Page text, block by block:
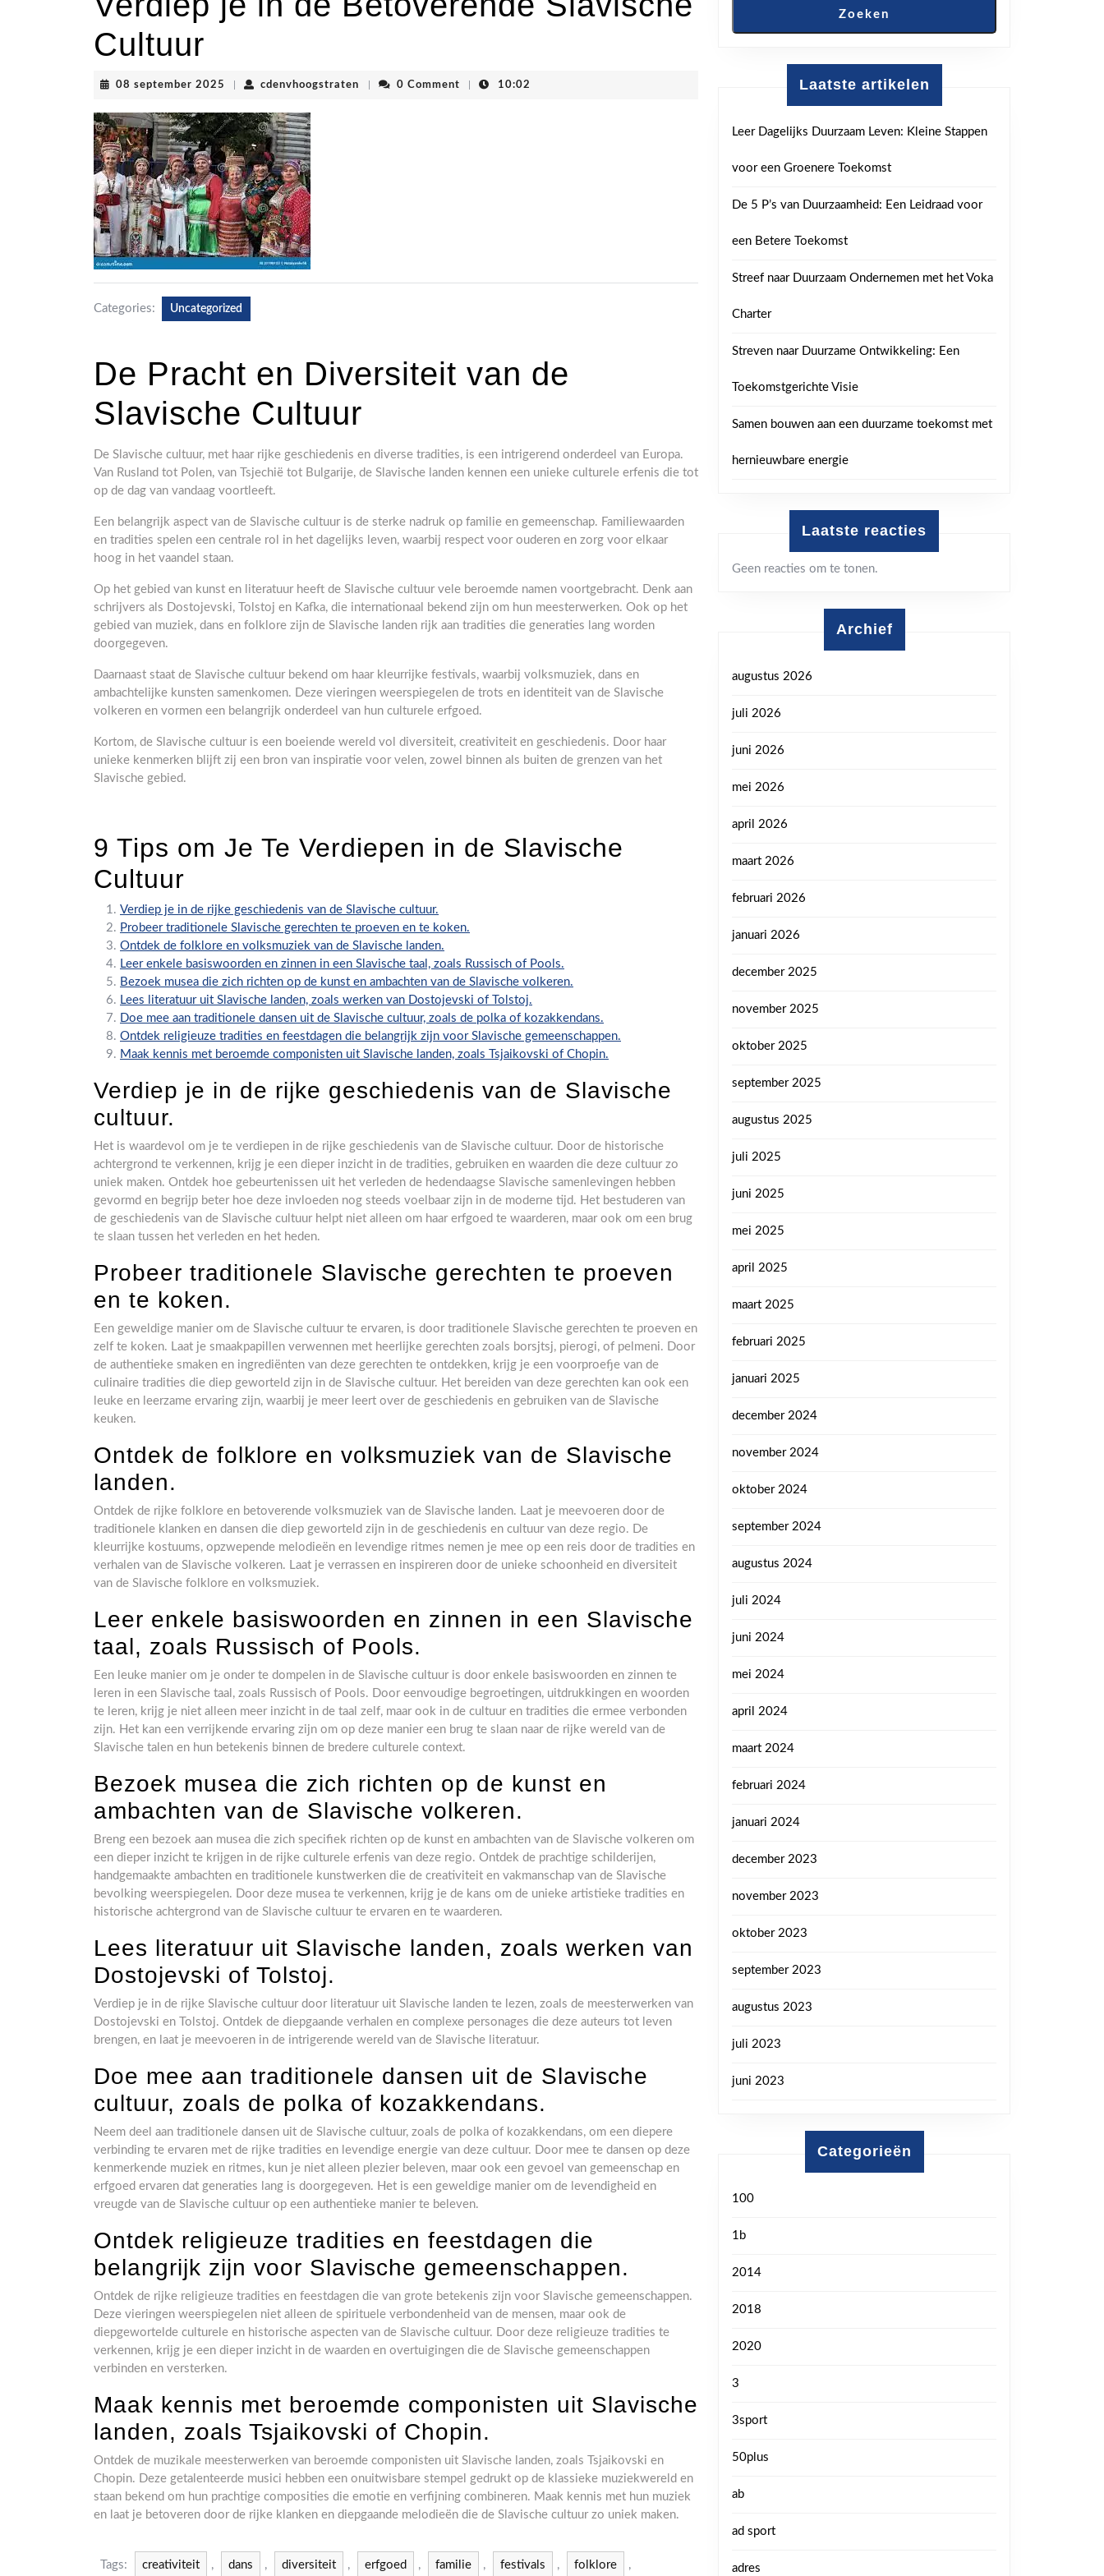
Cultuur
08 september 2025 08
2025
cdenvhoogstraten cdenvhoogstraten
0 Comment 10:02
Categories: Uncategorized
De Pracht en Diversiteit van de
Slavische Cultuur
De Slavische cultuur, met haar rijke geschiedenis en diverse tradities, is een intrigerend onderdeel van Europa.
Van Rusland tot Polen, van Tsjechië tot Bulgarije, de Slavische landen kennen een unieke culturele erfenis die tot
op de dag van vandaag voortleeft.
Een belangrijk aspect van de Slavische cultuur is de sterke nadruk op familie en gemeenschap. Familiewaarden
en tradities spelen een centrale rol in het dagelijks leven, waarbij respect voor ouderen en zorg voor elkaar
hoog in het vaandel staan.
Op het gebied van kunst en literatuur heeft de Slavische cultuur vele beroemde namen voortgebracht. Denk aan
schrijvers als Dostojevski, Tolstoj en Kafka, die internationaal bekend zijn om hun meesterwerken. Ook op het
gebied van muziek, dans en folklore zijn de Slavische landen rijk aan tradities die generaties lang worden
doorgegeven.
Daarnaast staat de Slavische cultuur bekend om haar kleurrijke festivals, waarbij volksmuziek, dans en
ambachtelijke kunsten samenkomen. Deze vieringen weerspiegelen de trots en identiteit van de Slavische
volkeren en vormen een belangrijk onderdeel van hun culturele erfgoed.
Kortom, de Slavische cultuur is een boeiende wereld vol diversiteit, creativiteit en geschiedenis. Door haar
unieke kenmerken blijft zij een bron van inspiratie voor velen, zowel binnen als buiten de grenzen van het
Slavische gebied.
9 Tips om Je Te Verdiepen in de Slavische
Cultuur
Verdiep je in de rijke geschiedenis van de Slavische cultuur.
Probeer traditionele Slavische gerechten te proeven en te koken.
Ontdek de folklore en volksmuziek van de Slavische landen.
Leer enkele basiswoorden en zinnen in een Slavische taal, zoals Russisch of Pools.
Bezoek musea die zich richten op de kunst en ambachten van de Slavische volkeren.
Lees literatuur uit Slavische landen, zoals werken van Dostojevski of Tolstoj.
Doe mee aan traditionele dansen uit de Slavische cultuur, zoals de polka of kozakkendans.
Ontdek religieuze tradities en feestdagen die belangrijk zijn voor Slavische gemeenschappen.
Maak kennis met beroemde componisten uit Slavische landen, zoals Tsjaikovski of Chopin.
Verdiep je in de rijke geschiedenis van de Slavische
cultuur.
Het is waardevol om je te verdiepen in de rijke geschiedenis van de Slavische cultuur. Door de historische
achtergrond te verkennen, krijg je een dieper inzicht in de tradities, gebruiken en waarden die deze cultuur zo
uniek maken. Ontdek hoe gebeurtenissen uit het verleden de hedendaagse Slavische samenlevingen hebben
gevormd en begrijp beter hoe deze invloeden nog steeds voelbaar zijn in de moderne tijd. Het bestuderen van
de geschiedenis van de Slavische cultuur helpt niet alleen om haar erfgoed te waarderen, maar ook om een brug
te slaan tussen het verleden en het heden.
Probeer traditionele Slavische gerechten te proeven
en te koken.
Een geweldige manier om de Slavische cultuur te ervaren, is door traditionele Slavische gerechten te proeven en
zelf te koken. Laat je smaakpapillen verwennen met heerlijke gerechten zoals borsjtsj, pierogi, of pelmeni. Door
de authentieke smaken en ingrediënten van deze gerechten te ontdekken, krijg je een voorproefje van de
culinaire tradities die diep geworteld zijn in de Slavische cultuur. Het bereiden van deze gerechten kan ook een
leuke en leerzame ervaring zijn, waarbij je meer leert over de geschiedenis en gebruiken van de Slavische
keuken.
Ontdek de folklore en volksmuziek van de Slavische
landen.
Ontdek de rijke folklore en betoverende volksmuziek van de Slavische landen. Laat je meevoeren door de
traditionele klanken en dansen die diep geworteld zijn in de geschiedenis en cultuur van deze regio. De
kleurrijke kostuums, opzwepende melodieën en levendige ritmes nemen je mee op een reis door de tradities en
verhalen van de Slavische volkeren. Laat je verrassen en inspireren door de unieke schoonheid en diversiteit
van de Slavische folklore en volksmuziek.
Leer enkele basiswoorden en zinnen in een Slavische
taal, zoals Russisch of Pools.
Een leuke manier om je onder te dompelen in de Slavische cultuur is door enkele basiswoorden en zinnen te
leren in een Slavische taal, zoals Russisch of Pools. Door eenvoudige begroetingen, uitdrukkingen en woorden
te leren, krijg je niet alleen meer inzicht in de taal zelf, maar ook in de cultuur en tradities die ermee verbonden
zijn. Het kan een verrijkende ervaring zijn om op deze manier een brug te slaan naar de rijke wereld van de
Slavische talen en hun betekenis binnen de bredere culturele context.
Bezoek musea die zich richten op de kunst en
ambachten van de Slavische volkeren.
Breng een bezoek aan musea die zich specifiek richten op de kunst en ambachten van de Slavische volkeren om
een dieper inzicht te krijgen in de rijke culturele erfenis van deze regio. Ontdek de prachtige schilderijen,
handgemaakte ambachten en traditionele kunstwerken die de creativiteit en vakmanschap van de Slavische
bevolking weerspiegelen. Door deze musea te verkennen, krijg je de kans om de unieke artistieke tradities en
historische achtergrond van de Slavische cultuur te ervaren en te waarderen.
Lees literatuur uit Slavische landen, zoals werken van
Dostojevski of Tolstoj.
Verdiep je in de rijke Slavische cultuur door literatuur uit Slavische landen te lezen, zoals de meesterwerken van
Dostojevski en Tolstoj. Ontdek de diepgaande verhalen en complexe personages die deze auteurs tot leven
brengen, en laat je meevoeren in de intrigerende wereld van de Slavische literatuur.
Doe mee aan traditionele dansen uit de Slavische
cultuur, zoals de polka of kozakkendans.
Neem deel aan traditionele dansen uit de Slavische cultuur, zoals de polka of kozakkendans, om een ​​diepere
verbinding te ervaren met de rijke tradities en levendige energie van deze cultuur. Door mee te dansen op deze
kenmerkende muziek en ritmes, kun je niet alleen plezier beleven, maar ook een gevoel van gemeenschap en
erfgoed ervaren dat generaties lang is doorgegeven. Het is een geweldige manier om de levendigheid en
vreugde van de Slavische cultuur op een authentieke manier te beleven.
Ontdek religieuze tradities en feestdagen die
belangrijk zijn voor Slavische gemeenschappen.
Ontdek de rijke religieuze tradities en feestdagen die van grote betekenis zijn voor Slavische gemeenschappen.
Deze vieringen weerspiegelen niet alleen de spirituele verbondenheid van de mensen, maar ook de
diepgewortelde culturele en historische aspecten van de Slavische cultuur. Door deze religieuze tradities te
verkennen, krijg je een dieper inzicht in de waarden en overtuigingen die de Slavische gemeenschappen
verbinden en versterken.
Maak kennis met beroemde componisten uit Slavische
landen, zoals Tsjaikovski of Chopin.
Ontdek de muzikale meesterwerken van beroemde componisten uit Slavische landen, zoals Tsjaikovski en
Chopin. Deze getalenteerde musici hebben een onuitwisbare stempel gedrukt op de klassieke muziekwereld en
staan bekend om hun prachtige composities die emotie en verfijning combineren. Maak kennis met hun muziek
en laat je betoveren door de rijke klanken en diepgaande melodieën die de Slavische cultuur zo uniek maken.
Tags: creativiteit , dans , diversiteit , erfgoed , familie , festivals , folklore ,
Zoeken
Laatste artikelen
Leer Dagelijks Duurzaam Leven: Kleine Stappen
voor een Groenere Toekomst
De 5 P’s van Duurzaamheid: Een Leidraad voor
een Betere Toekomst
Streef naar Duurzaam Ondernemen met het Voka
Charter
Streven naar Duurzame Ontwikkeling: Een
Toekomstgerichte Visie
Samen bouwen aan een duurzame toekomst met
hernieuwbare energie
Laatste reacties
Geen reacties om te tonen.
Archief
augustus 2026
juli 2026
juni 2026
mei 2026
april 2026
maart 2026
februari 2026
januari 2026
december 2025
november 2025
oktober 2025
september 2025
augustus 2025
juli 2025
juni 2025
mei 2025
april 2025
maart 2025
februari 2025
januari 2025
december 2024
november 2024
oktober 2024
september 2024
augustus 2024
juli 2024
juni 2024
mei 2024
april 2024
maart 2024
februari 2024
januari 2024
december 2023
november 2023
oktober 2023
september 2023
augustus 2023
juli 2023
juni 2023
Categorieën
100
1b
2014
2018
2020
3
3sport
50plus
ab
ad sport
adres